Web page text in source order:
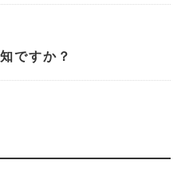
ですか？